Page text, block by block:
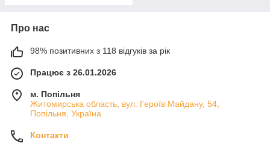
Про нас
98% позитивних з 118 відгуків за рік
Працює з 26.01.2026
м. Попільня
Житомирська область, вул. Героїв Майдану, 54,
Попільня, Україна
Контакти